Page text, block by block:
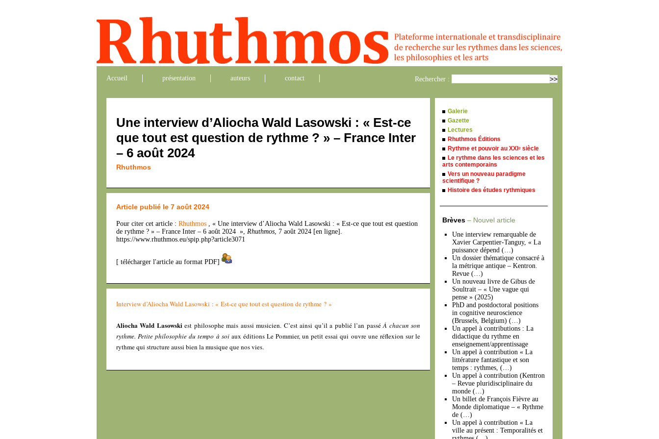
Accueil présentation auteurs contact Rechercher :
Une interview d’Aliocha Wald Lasowski : « Est-ce
que tout est question de rythme ? » – France Inter
– 6 août 2024
Rhuthmos
Article publié le 7 août 2024
Pour citer cet article : Rhuthmos , « Une interview d’Aliocha Wald Lasowski : « Est-ce que tout est question
de rythme ? » – France Inter – 6 août 2024 », Rhuthmos, 7 août 2024 [en ligne].
https://www.rhuthmos.eu/spip.php?article3071
[ télécharger l'article au format PDF]
Interview d’Aliocha Wald Lasowski : « Est-ce que tout est question de rythme ? »
Aliocha Wald Lasowskiest philosophe mais aussi musicien. C’est ainsi qu’il a publié l’an passéÀ chacun son
rythme. Petite philosophie du tempo à soiaux éditions Le Pommier, un petit essai qui ouvre une réflexion sur le
rythme qui structure aussi bien la musique que nos vies.
Galerie
Gazette
Lectures
Rhuthmos Éditions
Rythme et pouvoir au XXI e siècle
Le rythme dans les sciences et les
arts contemporains
Vers un nouveau paradigme
scientifique ?
Histoire des études rythmiques
Brèves – Nouvel article
Une interview remarquable de
Xavier Carpentier-Tanguy, « La
puissance dépend (…)
Un dossier thématique consacré à
la métrique antique – Kentron.
Revue (…)
Un nouveau livre de Gibus de
Soultrait – « Une vague qui
pense » (2025)
PhD and postdoctoral positions
in cognitive neuroscience
(Brussels, Belgium) (…)
Un appel à contributions : La
didactique du rythme en
enseignement/apprentissage
Un appel à contribution « La
littérature fantastique et son
temps : rythmes, (…)
Un appel à contribution (Kentron
– Revue pluridisciplinaire du
monde (…)
Un billet de François Fièvre au
Monde diplomatique – « Rythme
de (…)
Un appel à contribution « La
ville au présent : Temporalités et